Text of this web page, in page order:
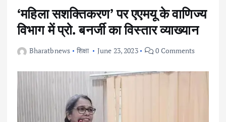
‘महिला सशक्तिकरण’ पर एएमयू के वाणिज्य
विभाग में प्रो. बनर्जी का विस्तार व्याख्यान
Bharatbnews शिक्षा June 23, 2023 0 Comments